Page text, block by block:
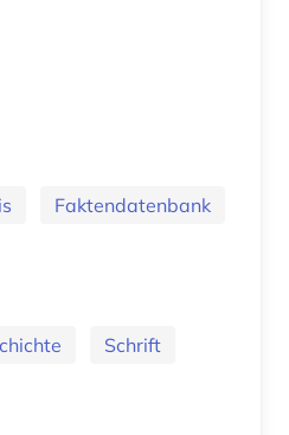
Faktendatenbank
Schrift